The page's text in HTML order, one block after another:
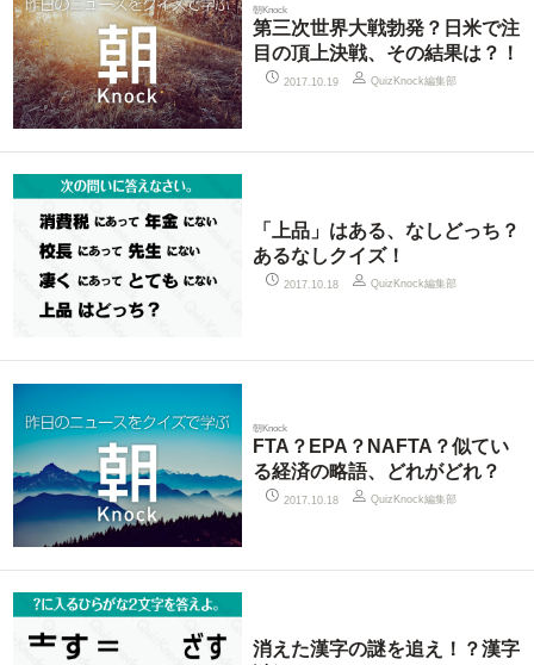
朝Knock
第三次世界大戦勃発？日米で注
目の頂上決戦、その結果は？！
2017.10.19 QuizKnock編集部
「上品」はある、なしどっち？
あるなしクイズ！
2017.10.18 QuizKnock編集部
朝Knock
FTA？EPA？NAFTA？似てい
る経済の略語、どれがどれ？
2017.10.18 QuizKnock編集部
消えた漢字の謎を追え！？漢字